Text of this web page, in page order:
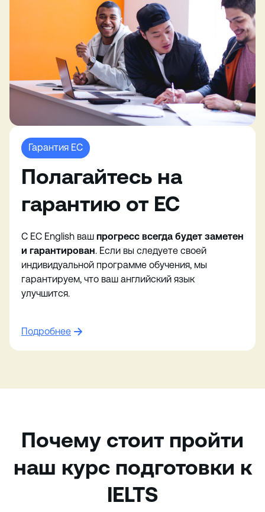
Гарантия EC
Полагайтесь на
гарантию от EC
С EC English ваш прогресс всегда будет заметен
и гарантирован. Если вы следуете своей
индивидуальной программе обучения, мы
гарантируем, что ваш английский язык
улучшится.
Подробнее
Почему стоит пройти
наш курс подготовки к
IELTS